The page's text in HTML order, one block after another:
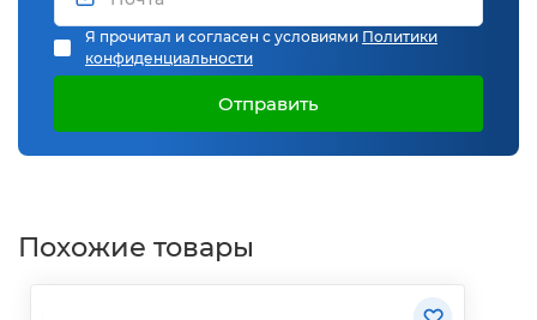
Я прочитал и согласен с условиями Политики
конфиденциальности
Отправить
Похожие товары